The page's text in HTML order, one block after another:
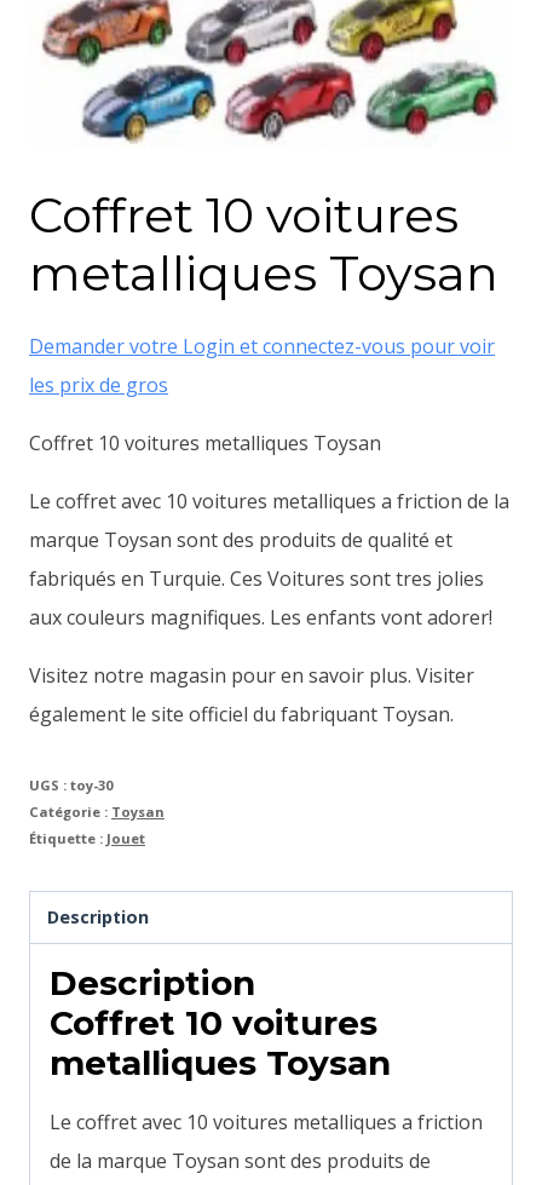
Coffret 10 voitures
metalliques Toysan
Demander votre Login et connectez-vous pour voir
les prix de gros
Coffret 10 voitures metalliques Toysan
Le coffret avec 10 voitures metalliques a friction de la
marque Toysan sont des produits de qualité et
fabriqués en Turquie. Ces Voitures sont tres jolies
aux couleurs magnifiques. Les enfants vont adorer!
Visitez notre magasin pour en savoir plus. Visiter
également le site officiel du fabriquant Toysan.
UGS : toy-30
Catégorie : Toysan
Étiquette : Jouet
Description
Description
Coffret 10 voitures
metalliques Toysan
Le coffret avec 10 voitures metalliques a friction
de la marque Toysan sont des produits de